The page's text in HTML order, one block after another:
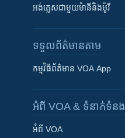
អង់គ្លេស​ជាមួយ​ម៉ានី​និង​ម៉ូរី
ទទួល​ព័ត៌មាន​តាម
កម្មវិធី​ព័ត៌មាន VOA App
អំពី​ VOA & ទំនាក់ទំនង
អំពី​ VOA